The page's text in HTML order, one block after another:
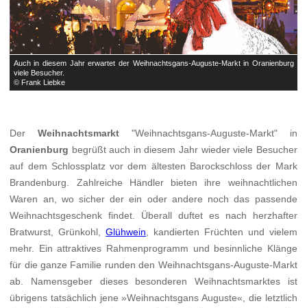
Auch in diesem Jahr erwartet der Weihnachtsgans-Auguste-Markt in Oranienburg
viele Besucher.
© Frank Liebke
DerWeihnachtsmarkt "Weihnachtsgans-Auguste-Markt" in
Oranienburg begrüßt auch in diesem Jahr wieder viele Besucher
auf dem Schlossplatz vor dem ältesten Barockschloss der Mark
Brandenburg. Zahlreiche Händler bieten ihre weihnachtlichen
Waren an, wo sicher der ein oder andere noch das passende
Weihnachtsgeschenk findet. Überall duftet es nach herzhafter
Bratwurst, Grünkohl,Glühwein , kandierten Früchten und vielem
mehr. Ein attraktives Rahmenprogramm und besinnliche Klänge
für die ganze Familie runden den Weihnachtsgans-Auguste-Markt
ab. Namensgeber dieses besonderen Weihnachtsmarktes ist
übrigens tatsächlich jene »Weihnachtsgans Auguste«, die letztlich